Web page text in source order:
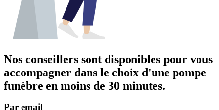
Nos conseillers sont disponibles pour vous
accompagner dans le choix d'une pompe
funèbre en moins de 30 minutes.
Par email